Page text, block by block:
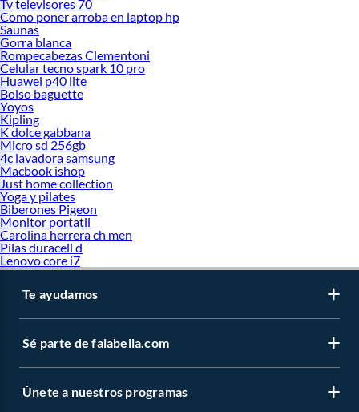
Tv televisores 70
Como poner arroba en laptop hp
Saunas
Gorra blanca
Rompecabezas Clementoni
Celular tecno spark 10 pro
Huawei p40 lite
Bolso baguette
Yoyos
Kipling
K dolce gabbana
Micro sd 256gb
4c lavadora samsung
Macbook ishop
Just home collection
Yoga y pilates
Biberones Pigeon
Monitor portatil
Carolina herrera ch men
Pilas duracell d
Lenovo core i7
Te ayudamos
Sé parte de falabella.com
Únete a nuestros programas